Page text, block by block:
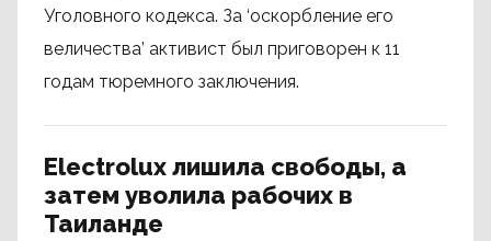
Уголовного кодекса. За ‘оскорбление его
величества’ активист был приговорен к 11
годам тюремного заключения.
Electrolux лишила свободы, а
затем уволила рабочих в
Таиланде